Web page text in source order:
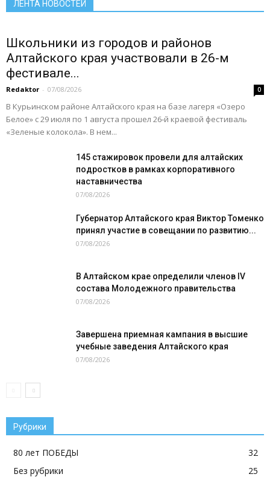
ЛЕНТА НОВОСТЕЙ
Школьники из городов и районов
Алтайского края участвовали в 26-м
фестивале...
Redaktor - 07/08/2026 0
В Курьинском районе Алтайского края на базе лагеря «Озеро
Белое» с 29 июля по 1 августа прошел 26‑й краевой фестиваль
«Зеленые колокола». В нем...
145 стажировок провели для алтайских
подростков в рамках корпоративного
наставничества
07/08/2026
Губернатор Алтайского края Виктор Томенко
принял участие в совещании по развитию...
07/08/2026
В Алтайском крае определили членов IV
состава Молодежного правительства
07/08/2026
Завершена приемная кампания в высшие
учебные заведения Алтайского края
07/08/2026
Рубрики
80 лет ПОБЕДЫ
32
Без рубрики
25